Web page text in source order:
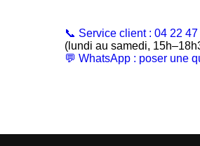
📞 Service client : 04 22
(lundi au samedi,
💬 WhatsApp : poser une